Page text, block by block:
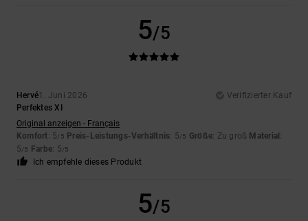
5/5
Hervé1. Juni 2026
Verifizierter Kauf
Perfektes XI
Original anzeigen - Français
Komfort: 5/5 Preis-Leistungs-Verhältnis: 5/5 Größe: Zu groß Material :
5/5 Farbe: 5/5
Ich empfehle dieses Produkt
5/5